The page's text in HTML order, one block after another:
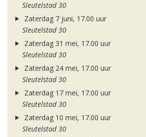
Sleutelstad 30
Zaterdag 7 juni, 17.00 uur
Sleutelstad 30
Zaterdag 31 mei, 17.00 uur
Sleutelstad 30
Zaterdag 24 mei, 17.00 uur
Sleutelstad 30
Zaterdag 17 mei, 17.00 uur
Sleutelstad 30
Zaterdag 10 mei, 17.00 uur
Sleutelstad 30